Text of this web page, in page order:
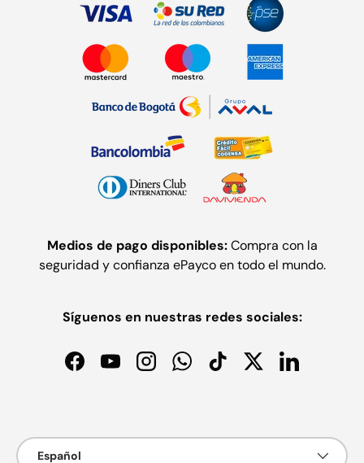
Medios de pago disponibles:Compra con la
seguridad y confianza ePayco en todo el mundo.
Síguenos en nuestras redes sociales:
FacebookYouTubeInstagramWhatsAppTikTokTwitterLinkedIn
Idioma
Español